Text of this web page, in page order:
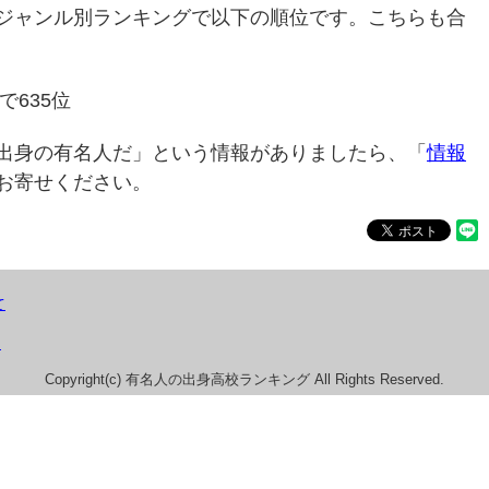
ャンル別ランキングで以下の順位です。こちらも合
で635位
身の有名人だ」という情報がありましたら、「情報
寄せください。
Copyright(c) 有名人の出身高校ランキング All Rights Reserved.